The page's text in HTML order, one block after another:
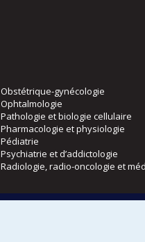
Obstétrique-gynécologie
Ophtalmologie
Pathologie et biologie cellulaire
Pharmacologie et physiologie
Pédiatrie
Psychiatrie et d’addictologie
Radiologie, radio-oncologie et